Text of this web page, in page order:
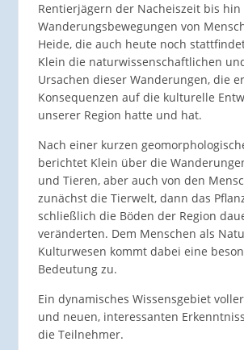
Rentierjägern der Nacheiszeit bis hin
Wanderungsbewegungen von
Heide, die auch heute noch
Klein die naturwissenschaftlichen
Ursachen dieser Wanderungen, die
Konsequenzen auf die kulturelle
unserer Region hatte und hat.
Nach einer kurzen
berichtet Klein über die
und Tieren, aber auch von den
zunächst die Tierwelt, dann das
schließlich die Böden der Region
veränderten. Dem Menschen als
Kulturwesen kommt dabei eine
Bedeutung zu.
Ein dynamisches Wissensgebiet
und neuen, interessanten
die Teilnehmer.